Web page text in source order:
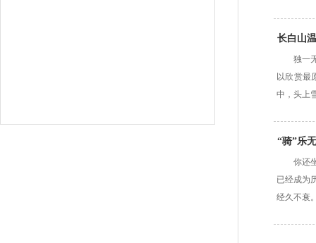
长白山
独一
以欣赏最
中，头上
“骑”乐
你还
已经成为
经久不衰